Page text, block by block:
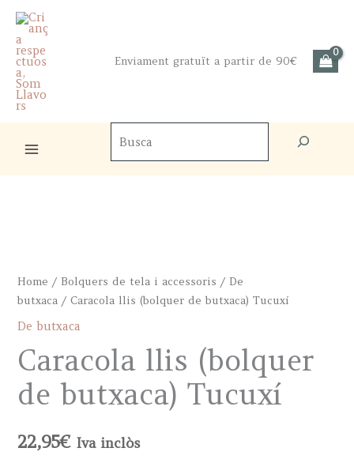
Skip
content
Enviament gratuït a partir de 90€
Home / Bolquers de tela i accessoris / De
butxaca / Caracola llis (bolquer de butxaca) Tucuxí
De butxaca
Caracola llis (bolquer
de butxaca) Tucuxí
22,95€ Iva inclòs